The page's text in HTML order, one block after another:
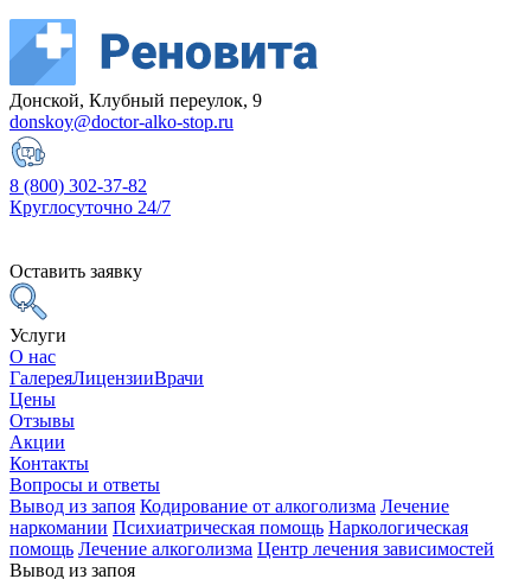
Донской, Клубный переулок, 9
donskoy@doctor-alko-stop.ru
8 (800) 302-37-82
Круглосуточно 24/7
Оставить заявку
Услуги
О нас
ГалереяЛицензииВрачи
Цены
Отзывы
Акции
Контакты
Вопросы и ответы
Вывод из запоя Кодирование от алкоголизма Лечение
наркомании Психиатрическая помощь Наркологическая
помощь Лечение алкоголизма Центр лечения зависимостей
Вывод из запоя